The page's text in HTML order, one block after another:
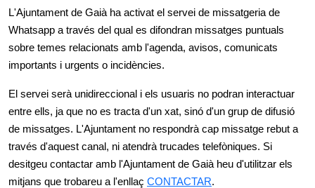
L'Ajuntament de Gaià ha activat el servei de missatgeria de
Whatsapp a través del qual es difondran missatges puntuals
sobre temes relacionats amb l'agenda, avisos, comunicats
importants i urgents o incidències.
El servei serà unidireccional i els usuaris no podran interactuar
entre ells, ja que no es tracta d'un xat, sinó d'un grup de difusió
de missatges. L'Ajuntament no respondrà cap missatge rebut a
través d'aquest canal, ni atendrà trucades telefòniques. Si
desitgeu contactar amb l'Ajuntament de Gaià heu d'utilitzar els
mitjans que trobareu a l'enllaç CONTACTAR.